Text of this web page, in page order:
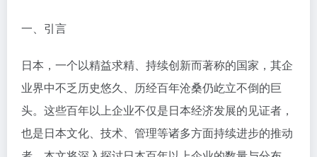
一、引言
日本，一个以精益求精、持续创新而著称的国家，其企
业界中不乏历史悠久、历经百年沧桑仍屹立不倒的巨
头。这些百年以上企业不仅是日本经济发展的见证者，
也是日本文化、技术、管理等诸多方面持续进步的推动